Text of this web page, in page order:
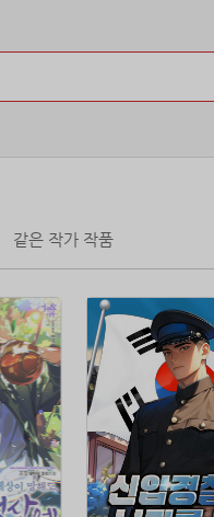
같은 작가 작품